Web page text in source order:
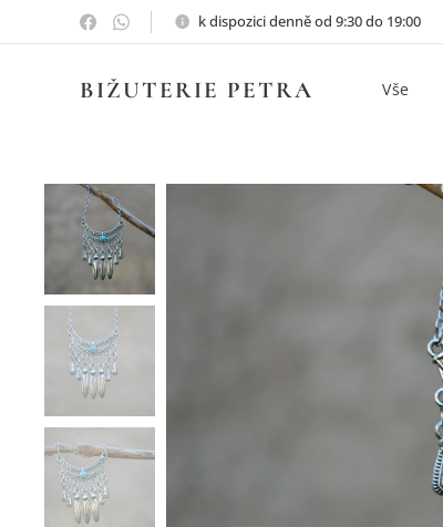
k dispozici denně od 9:30 do 19:00
BIŽUTERIE PETRA Vše